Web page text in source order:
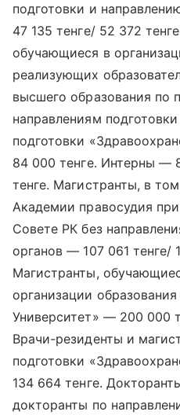
подготовки и
47 135 тенге/ 52 372
обучающиеся в
реализующих
высшего образования по
направлениям
подготовки
84 000 тенге. Интерны —
тенге. Магистранты, в
Академии правосудия
Совете РК без
органов — 107 061 тенге/
Магистранты,
организации
Университет» — 200 000
Врачи-резиденты и
подготовки
134 664 тенге.
докторанты по